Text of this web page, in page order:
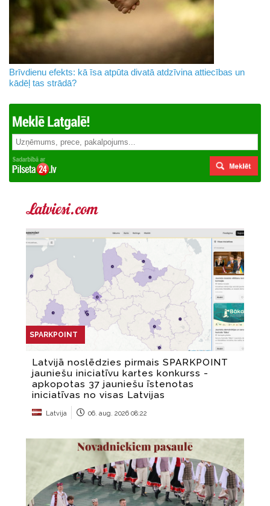
Brīvdienu efekts: kā īsa atpūta divatā atdzīvina attiecības un
kādēļ tas strādā?